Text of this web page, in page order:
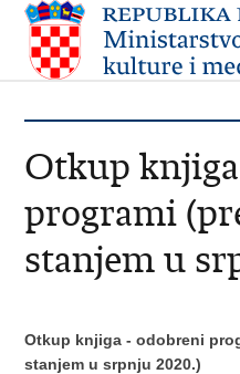
Otkup
programi
stanjem u
Otkup knjiga - odobreni
stanjem u srpnju 2020.)